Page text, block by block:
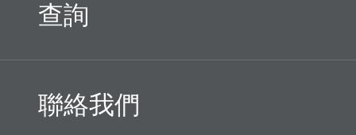
查詢
聯絡我們